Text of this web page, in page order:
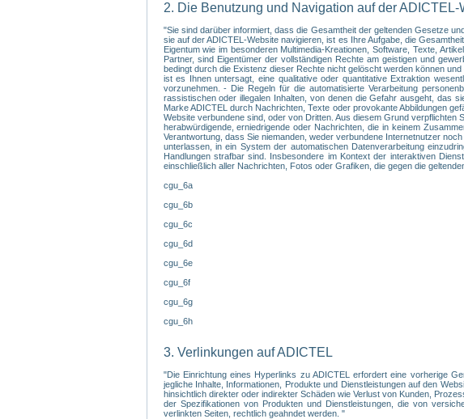
2. Die Benutzung und Navigation auf der
"Sie sind darüber informiert, dass die Gesamtheit der geltenden Gesetze
sie auf der ADICTEL-Website navigieren, ist es Ihre Aufgabe, die
Eigentum wie im besonderen Multimedia-Kreationen, Software, Texte,
Partner, sind Eigentümer der vollständigen Rechte am geistigen und
bedingt durch die Existenz dieser Rechte nicht gelöscht werden können
ist es Ihnen untersagt, eine qualitative oder quantitative Extraktion
vorzunehmen. - Die Regeln für die automatisierte Verarbeitung
rassistischen oder illegalen Inhalten, von denen die Gefahr ausgeht, das
Marke ADICTEL durch Nachrichten, Texte oder provokante Abbildungen
Website verbundene sind, oder von Dritten. Aus diesem Grund verpflichten
herabwürdigende, erniedrigende oder Nachrichten, die in keinem
Verantwortung, dass Sie niemanden, weder verbundene Internetnutzer
unterlassen, in ein System der automatischen Datenverarbeitung
Handlungen strafbar sind. Insbesondere im Kontext der interaktiven
einschließlich aller Nachrichten, Fotos oder Grafiken, die gegen die
cgu_6a
cgu_6b
cgu_6c
cgu_6d
cgu_6e
cgu_6f
cgu_6g
cgu_6h
3. Verlinkungen auf ADICTEL
"Die Einrichtung eines Hyperlinks zu ADICTEL erfordert eine vorherige
jegliche Inhalte, Informationen, Produkte und Dienstleistungen auf den
hinsichtlich direkter oder indirekter Schäden wie Verlust von Kunden,
der Spezifikationen von Produkten und Dienstleistungen, die von
verlinkten Seiten, rechtlich geahndet werden. "